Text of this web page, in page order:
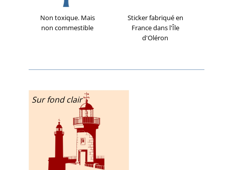
Non toxique. Mais
non commestible
Sticker fabriqué en
France dans l'Île
d'Oléron
Sur fond clair